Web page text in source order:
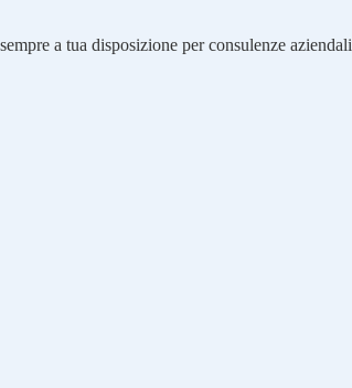
a tua disposizione per consulenze aziendali